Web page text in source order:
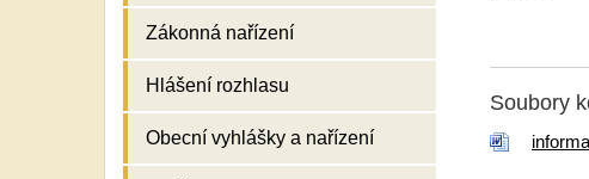
Zákonná nařízení
Hlášení rozhlasu
Obecní vyhlášky a nařízení
Soubory